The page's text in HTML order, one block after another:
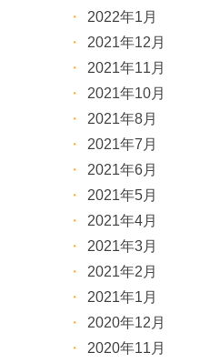
2022年1月
2021年12月
2021年11月
2021年10月
2021年8月
2021年7月
2021年6月
2021年5月
2021年4月
2021年3月
2021年2月
2021年1月
2020年12月
2020年11月